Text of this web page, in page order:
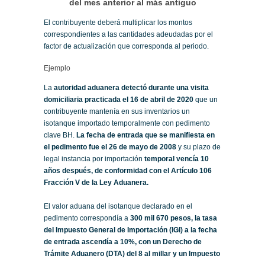
del mes anterior al más antiguo
El contribuyente deberá multiplicar los montos
correspondientes a las cantidades adeudadas por el
factor de actualización que corresponda al periodo.
Ejemplo
La autoridad aduanera detectó durante una visita
domiciliaria practicada el 16 de abril de 2020 que un
contribuyente mantenía en sus inventarios un
isotanque importado temporalmente con pedimento
clave BH. La fecha de entrada que se manifiesta en
el pedimento fue el 26 de mayo de 2008 y su plazo de
legal instancia por importación temporal vencía 10
años después, de conformidad con el Artículo 106
Fracción V de la Ley Aduanera.
El valor aduana del isotanque declarado en el
pedimento correspondía a 300 mil 670 pesos, la tasa
del Impuesto General de Importación (IGI) a la fecha
de entrada ascendía a 10%, con un Derecho de
Trámite Aduanero (DTA) del 8 al millar y un Impuesto